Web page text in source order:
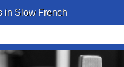
in Slow French